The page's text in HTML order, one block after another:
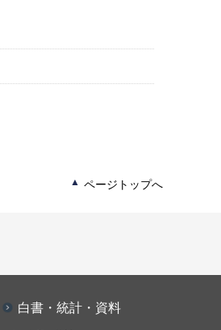
ページトップへ
白書・統計・資料